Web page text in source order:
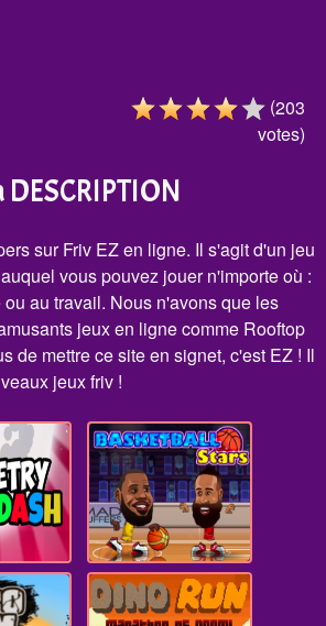
(203
votes)
DESCRIPTION
sur Friv EZ en ligne. Il s'agit d'un jeu
vous pouvez jouer n'importe où :
au travail. Nous n'avons que les
jeux en ligne comme Rooftop
de mettre ce site en signet, c'est EZ ! Il
jeux friv !